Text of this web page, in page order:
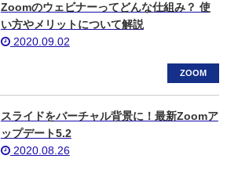
Zoomのウェビナーってどんな仕組み？ 使
い方やメリットについて解説
2020.09.02
ZOOM
スライドをバーチャル背景に！最新Zoomア
ップデート5.2
2020.08.26